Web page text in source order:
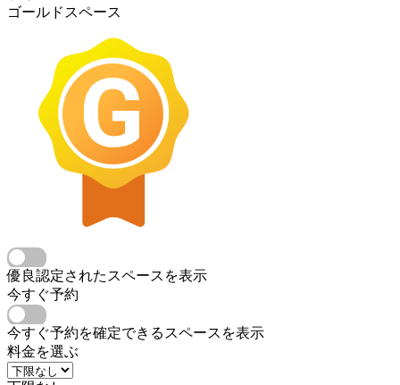
ゴールドスペース
優良認定されたスペースを表示
今すぐ予約
今すぐ予約を確定できるスペースを表示
料金を選ぶ